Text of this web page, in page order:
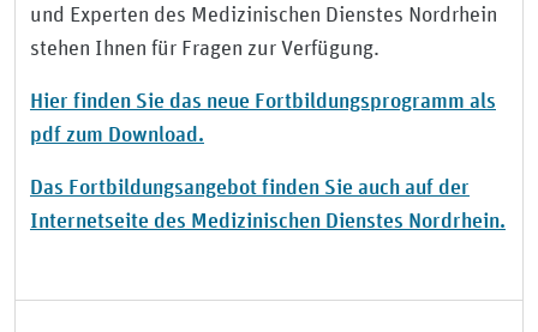
und Experten des Medizinischen Dienstes Nordrhein
stehen Ihnen für Fragen zur Verfügung.
Hier finden Sie das neue Fortbildungsprogramm als
pdf zum Download.
Das Fortbildungsangebot finden Sie auch auf der
Internetseite des Medizinischen Dienstes Nordrhein.